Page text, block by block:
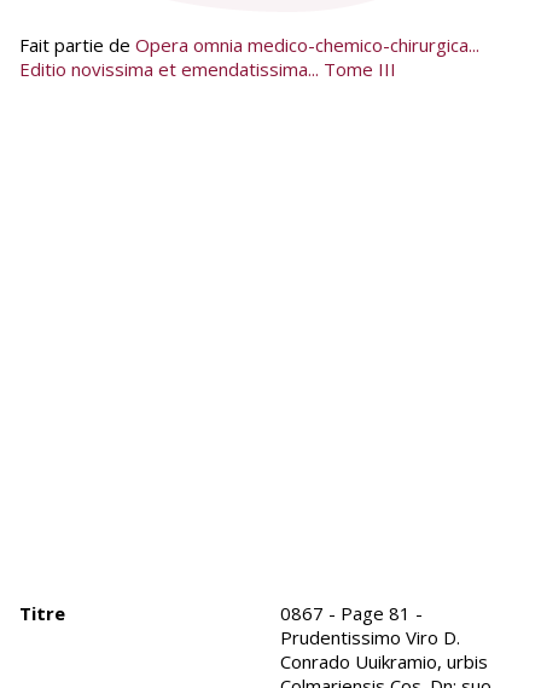
Fait partie de Opera omnia medico-chemico-chirurgica...
Editio novissima et emendatissima... Tome III
Titre
0867 - Page 81 -
Prudentissimo Viro D.
Conrado Uuikramio, urbis